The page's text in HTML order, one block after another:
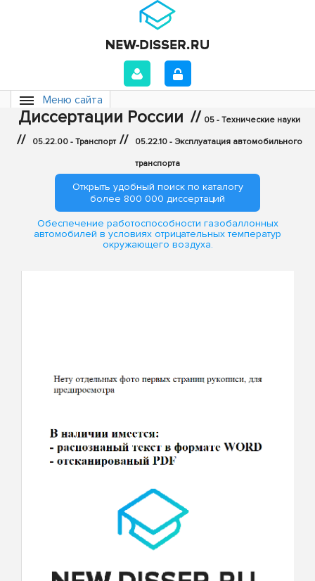
Меню сайта
Диссертации России // 05 - Технические науки
// 05.22.00 - Транспорт // 05.22.10 - Эксплуатация автомобильного
транспорта
Открыть удобный поиск по каталогу
более 800 000 диссертаций
Обеспечение работоспособности газобаллонных
автомобилей в условиях отрицательных температур
окружающего воздуха.